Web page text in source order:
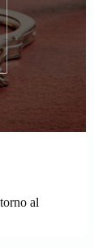
al